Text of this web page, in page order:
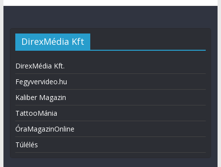
DirexMédia Kft
DirexMédia Kft.
Fegyvervideo.hu
Kaliber Magazin
TattooMánia
ÓraMagazinOnline
Túlélés